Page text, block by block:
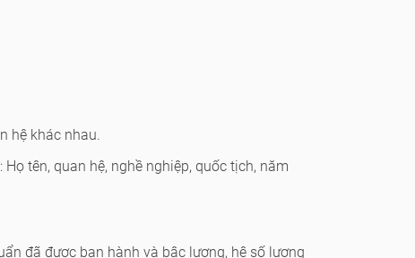
hệ khác nhau.
tên, quan hệ, nghề nghiệp, quốc tịch, năm
đã được ban hành và bậc lương, hệ số lương